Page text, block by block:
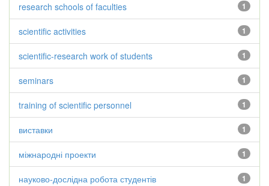
1
research schools of faculties
1
scientific activities
1
scientific-research work of students
1
seminars
1
training of scientific personnel
1
виставки
1
міжнародні проекти
1
науково-дослідна робота студентів